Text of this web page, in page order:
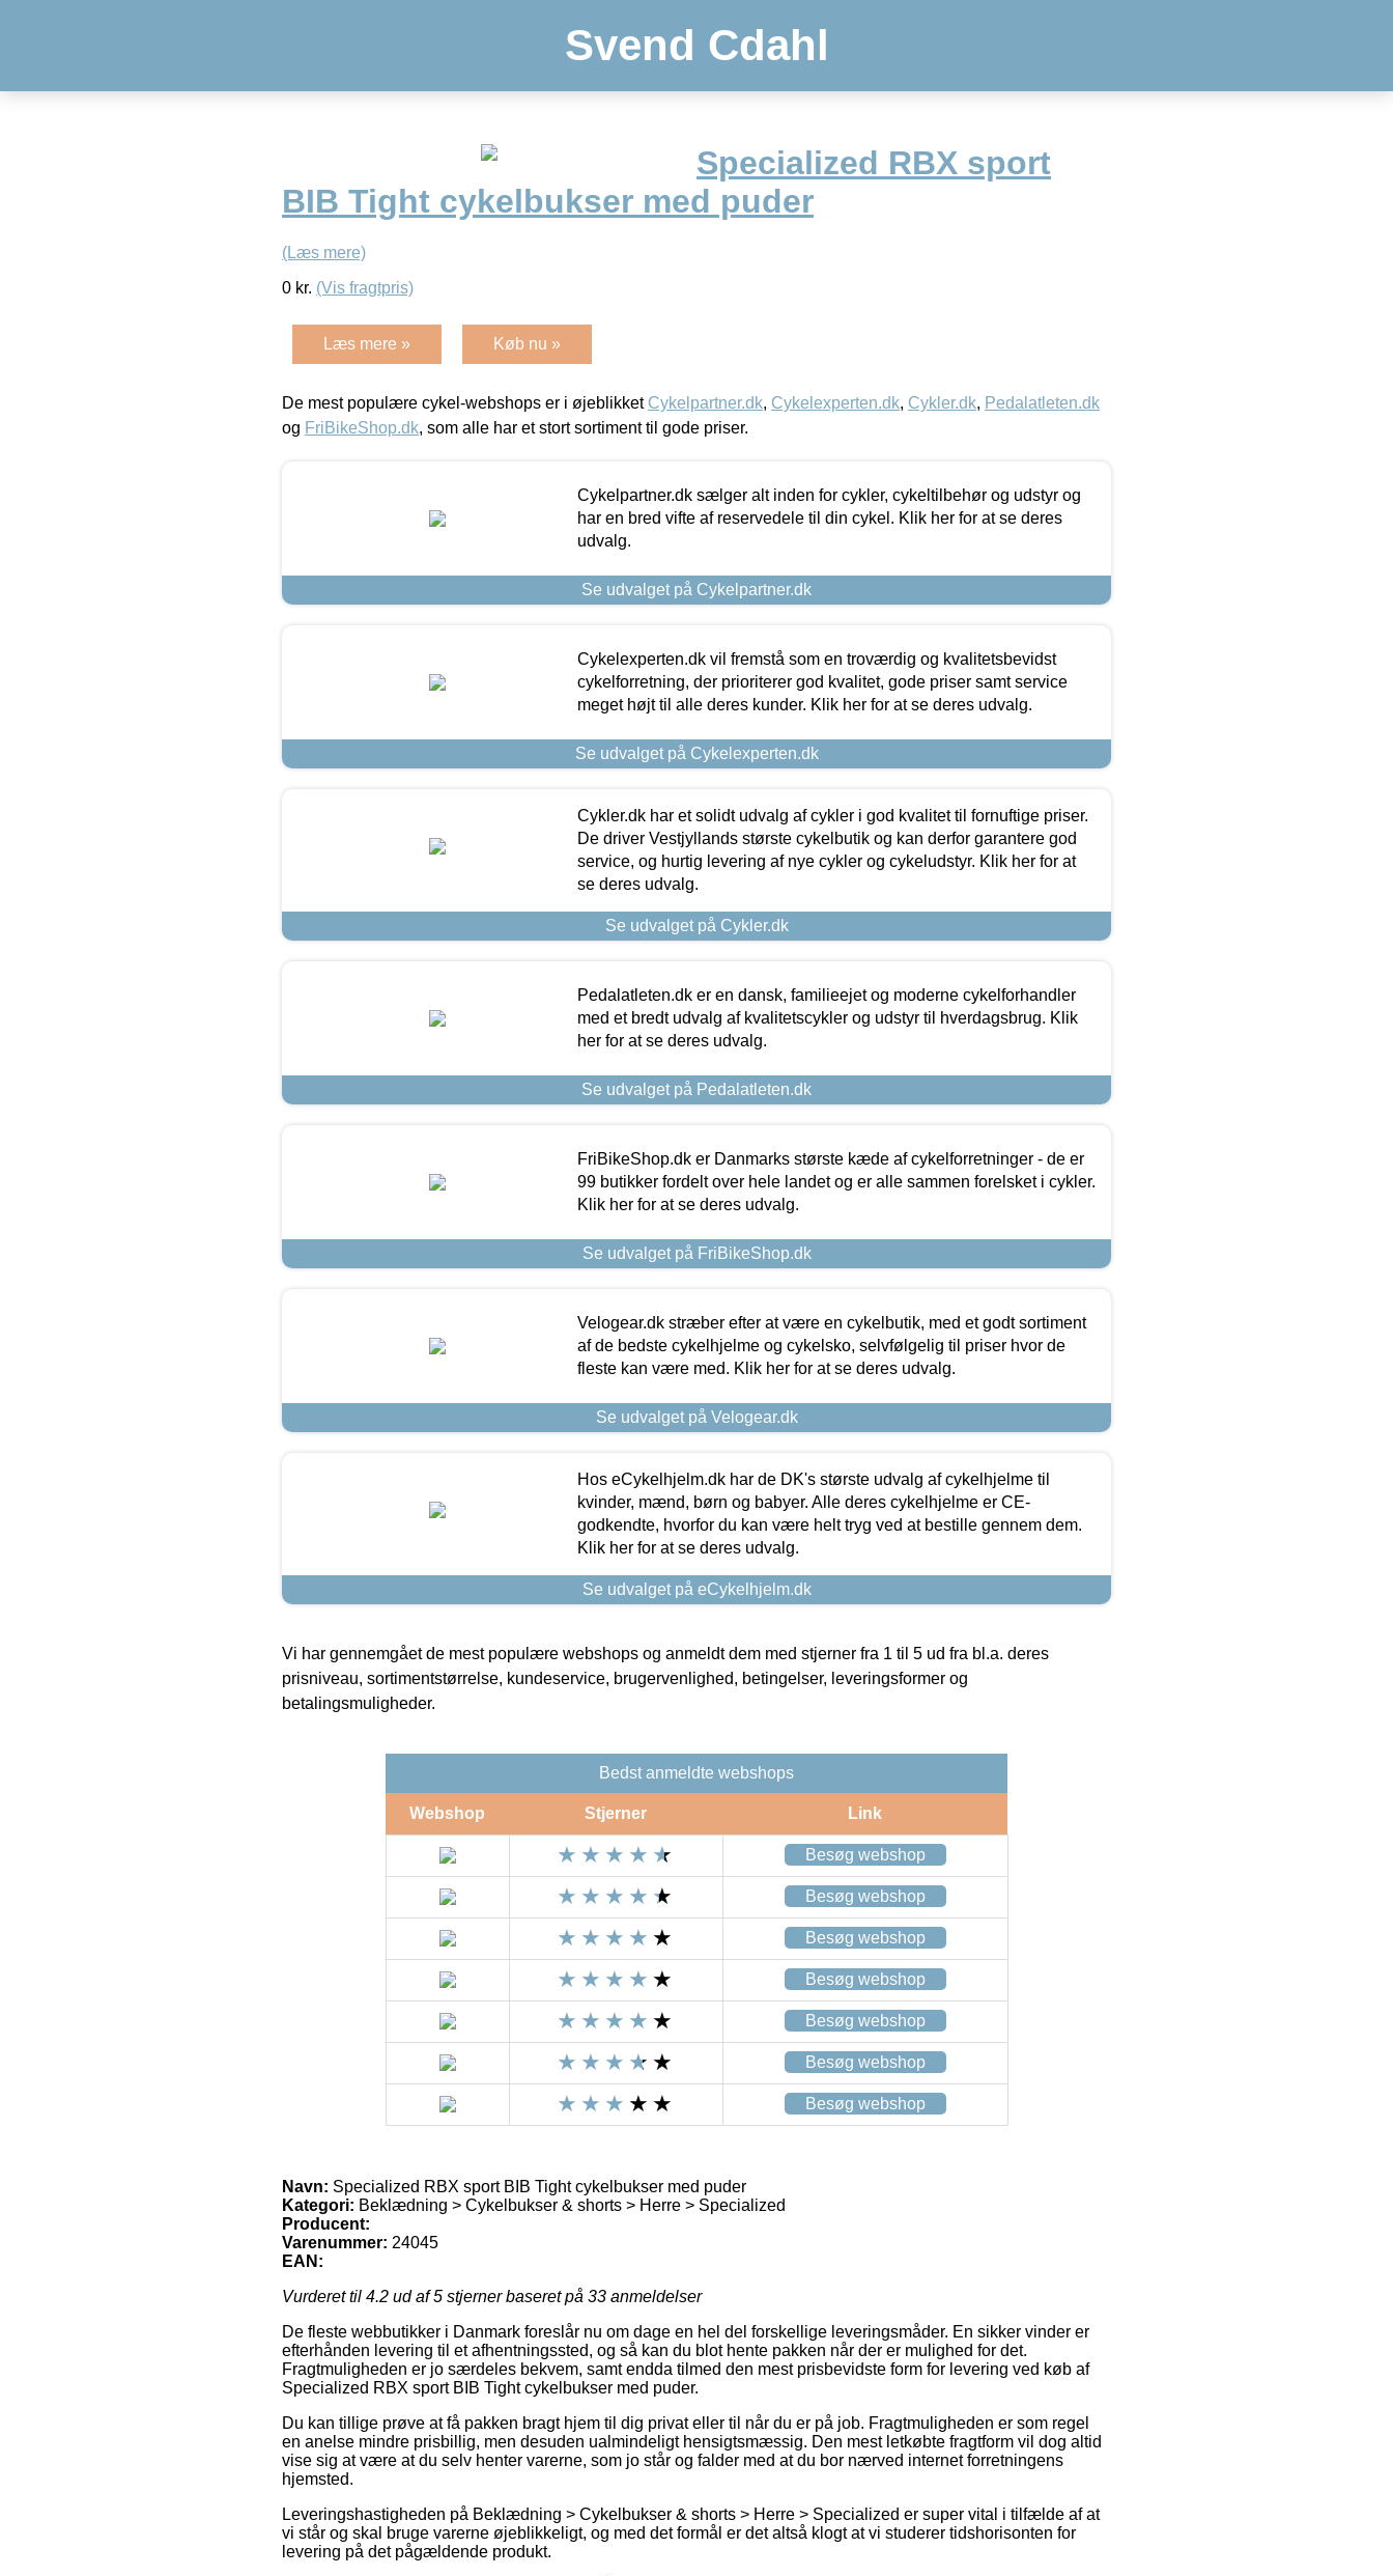
Svend Cdahl
Specialized RBX sport
BIB Tight cykelbukser med puder
(Læs mere)
0 kr. (Vis fragtpris)
Læs mere » Køb nu »
De mest populære cykel-webshops er i øjeblikket Cykelpartner.dk, Cykelexperten.dk, Cykler.dk, Pedalatleten.dk
og FriBikeShop.dk, som alle har et stort sortiment til gode priser.
Cykelpartner.dk sælger alt inden for cykler, cykeltilbehør og udstyr og
har en bred vifte af reservedele til din cykel. Klik her for at se deres
udvalg.
Se udvalget på Cykelpartner.dk
Cykelexperten.dk vil fremstå som en troværdig og kvalitetsbevidst
cykelforretning, der prioriterer god kvalitet, gode priser samt service
meget højt til alle deres kunder. Klik her for at se deres udvalg.
Se udvalget på Cykelexperten.dk
Cykler.dk har et solidt udvalg af cykler i god kvalitet til fornuftige priser.
De driver Vestjyllands største cykelbutik og kan derfor garantere god
service, og hurtig levering af nye cykler og cykeludstyr. Klik her for at
se deres udvalg.
Se udvalget på Cykler.dk
Pedalatleten.dk er en dansk, familieejet og moderne cykelforhandler
med et bredt udvalg af kvalitetscykler og udstyr til hverdagsbrug. Klik
her for at se deres udvalg.
Se udvalget på Pedalatleten.dk
FriBikeShop.dk er Danmarks største kæde af cykelforretninger - de er
99 butikker fordelt over hele landet og er alle sammen forelsket i cykler.
Klik her for at se deres udvalg.
Se udvalget på FriBikeShop.dk
Velogear.dk stræber efter at være en cykelbutik, med et godt sortiment
af de bedste cykelhjelme og cykelsko, selvfølgelig til priser hvor de
fleste kan være med. Klik her for at se deres udvalg.
Se udvalget på Velogear.dk
Hos eCykelhjelm.dk har de DK's største udvalg af cykelhjelme til
kvinder, mænd, børn og babyer. Alle deres cykelhjelme er CE-
godkendte, hvorfor du kan være helt tryg ved at bestille gennem dem.
Klik her for at se deres udvalg.
Se udvalget på eCykelhjelm.dk
Vi har gennemgået de mest populære webshops og anmeldt dem med stjerner fra 1 til 5 ud fra bl.a. deres
prisniveau, sortimentstørrelse, kundeservice, brugervenlighed, betingelser, leveringsformer og
betalingsmuligheder.
Bedst anmeldte webshops
Webshop Stjerner Link
Besøg webshop
Besøg webshop
Besøg webshop
Besøg webshop
Besøg webshop
Besøg webshop
Besøg webshop
Navn: Specialized RBX sport BIB Tight cykelbukser med puder
Kategori: Beklædning > Cykelbukser & shorts > Herre > Specialized
Producent:
Varenummer: 24045
EAN:
Vurderet til 4.2 ud af 5 stjerner baseret på 33 anmeldelser
De fleste webbutikker i Danmark foreslår nu om dage en hel del forskellige leveringsmåder. En sikker vinder er
efterhånden levering til et afhentningssted, og så kan du blot hente pakken når der er mulighed for det.
Fragtmuligheden er jo særdeles bekvem, samt endda tilmed den mest prisbevidste form for levering ved køb af
Specialized RBX sport BIB Tight cykelbukser med puder.
Du kan tillige prøve at få pakken bragt hjem til dig privat eller til når du er på job. Fragtmuligheden er som regel
en anelse mindre prisbillig, men desuden ualmindeligt hensigtsmæssig. Den mest letkøbte fragtform vil dog altid
vise sig at være at du selv henter varerne, som jo står og falder med at du bor nærved internet forretningens
hjemsted.
Leveringshastigheden på Beklædning > Cykelbukser & shorts > Herre > Specialized er super vital i tilfælde af at
vi står og skal bruge varerne øjeblikkeligt, og med det formål er det altså klogt at vi studerer tidshorisonten for
levering på det pågældende produkt.